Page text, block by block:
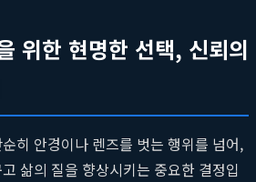
위한 현명한 선택, 신뢰의
히 안경이나 렌즈를 벗는 행위를 넘어,
삶의 질을 향상시키는 중요한 결정입